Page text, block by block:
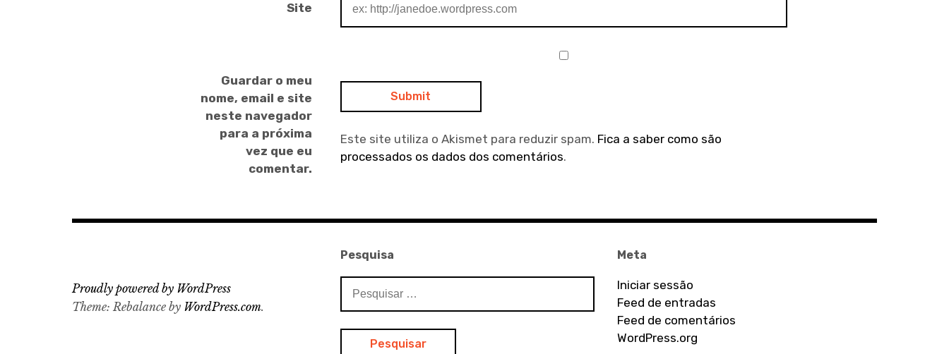
Site
Guardar o meu
nome, email e site
neste navegador
para a próxima
vez que eu
comentar.
Este site utiliza o Akismet para reduzir spam. Fica a saber como são
processados os dados dos comentários.
Pesquisa
por:
Meta
Iniciar sessão
Feed de entradas
Feed de comentários
WordPress.org
Proudly powered by WordPress
Theme: Rebalance by WordPress.com.